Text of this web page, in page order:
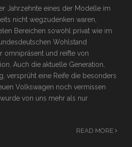
Jahrzehnte eines der Modelle im
nicht wegzudenken waren,
Bereichen sowohl privat wie im
Wohlstand
omnipräsent und reifte von
Auch die aktuelle Generation,
versprüht eine Reife die besonders
Volkswagen noch vermissen
von uns mehr als nur
READ MORE